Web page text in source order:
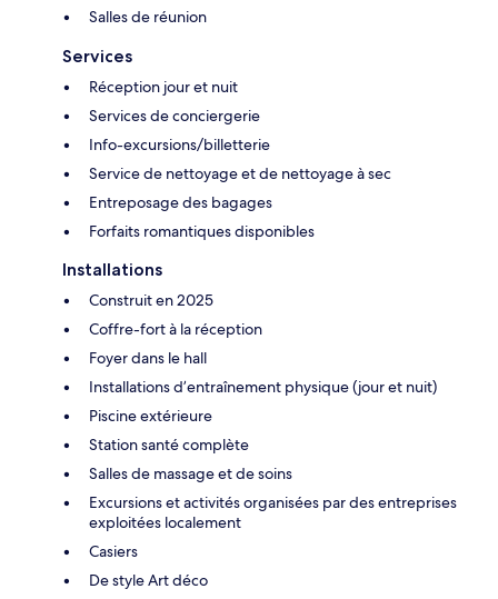
Salles de réunion
Services
Réception jour et nuit
Services de conciergerie
Info-excursions/billetterie
Service de nettoyage et de nettoyage à sec
Entreposage des bagages
Forfaits romantiques disponibles
Installations
Construit en 2025
Coffre-fort à la réception
Foyer dans le hall
Installations d’entraînement physique (jour et nuit)
Piscine extérieure
Station santé complète
Salles de massage et de soins
Excursions et activités organisées par des entreprises
exploitées localement
Casiers
De style Art déco